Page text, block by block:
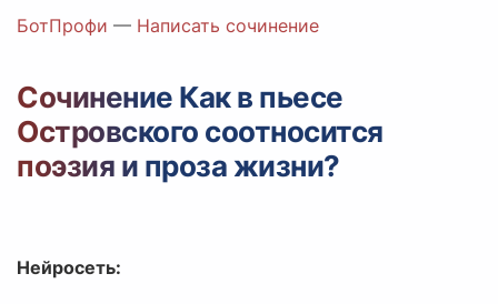
Цены
Вход с Telegram
БотПрофи — Написать сочинение
Сочинение Как в пьесе
Островского соотносится
поэзия и проза жизни?
Нейросеть: